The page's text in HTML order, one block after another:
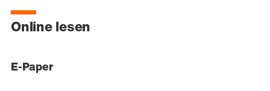
Online lesen
E-Paper